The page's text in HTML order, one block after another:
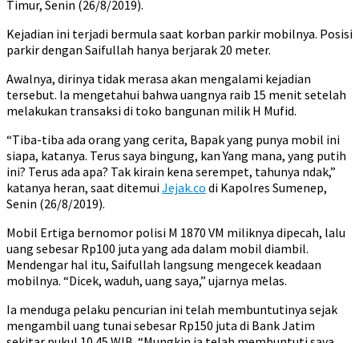
Timur, Senin (26/8/2019).
Kejadian ini terjadi bermula saat korban parkir mobilnya. Posisi
parkir dengan Saifullah hanya berjarak 20 meter.
Awalnya, dirinya tidak merasa akan mengalami kejadian
tersebut. Ia mengetahui bahwa uangnya raib 15 menit setelah
melakukan transaksi di toko bangunan milik H Mufid.
“Tiba-tiba ada orang yang cerita, Bapak yang punya mobil ini
siapa, katanya. Terus saya bingung, kan Yang mana, yang putih
ini? Terus ada apa? Tak kirain kena serempet, tahunya ndak,”
katanya heran, saat ditemuiJejak.co di Kapolres Sumenep,
Senin (26/8/2019).
Mobil Ertiga bernomor polisi M 1870 VM miliknya dipecah, lalu
uang sebesar Rp100 juta yang ada dalam mobil diambil.
Mendengar hal itu, Saifullah langsung mengecek keadaan
mobilnya. “Dicek, waduh, uang saya,” ujarnya melas.
Ia menduga pelaku pencurian ini telah membuntutinya sejak
mengambil uang tunai sebesar Rp150 juta di Bank Jatim